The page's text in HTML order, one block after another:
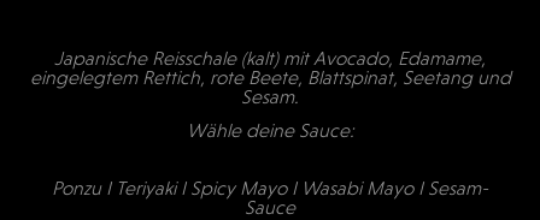
Japanische Reisschale (kalt) mit Avocado, Edamame,
eingelegtem Rettich, rote Beete, Blattspinat, Seetang und
Sesam.
Wähle deine Sauce:
Ponzu I Teriyaki I Spicy Mayo I Wasabi Mayo I Sesam-
Sauce